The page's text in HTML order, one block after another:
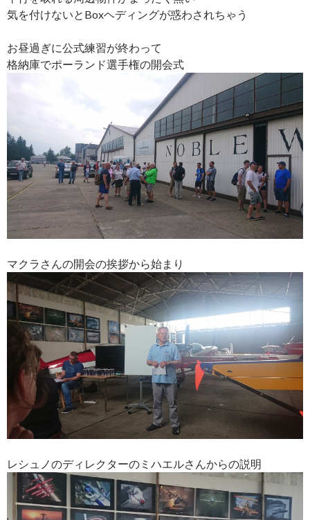
気を付けないとBoxヘディングが惑わされちゃう
お昼過ぎに公式練習が終わって
格納庫でポーランド選手権の開会式
マクラさんの開会の挨拶から始まり
レシュノのディレクターのミハエルさんからの説明